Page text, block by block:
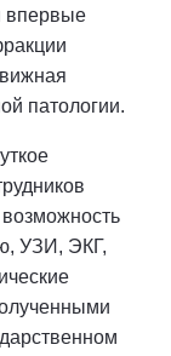
впервые
патологии.
УЗИ, ЭКГ,